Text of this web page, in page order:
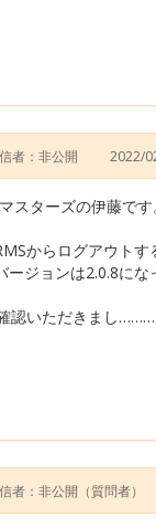
者：非公開 2022/
スターズの伊藤です
からログアウト
ージョンは2.0.8にな
認いただきまし
者：非公開 （質問者）